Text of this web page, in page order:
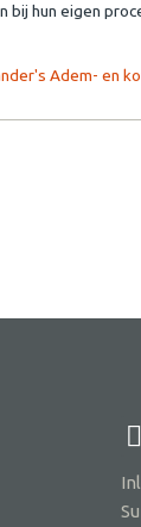
hun eigen
Adem- en